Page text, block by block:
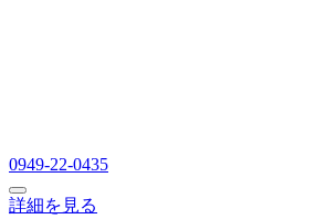
0949-22-0435
詳細を見る